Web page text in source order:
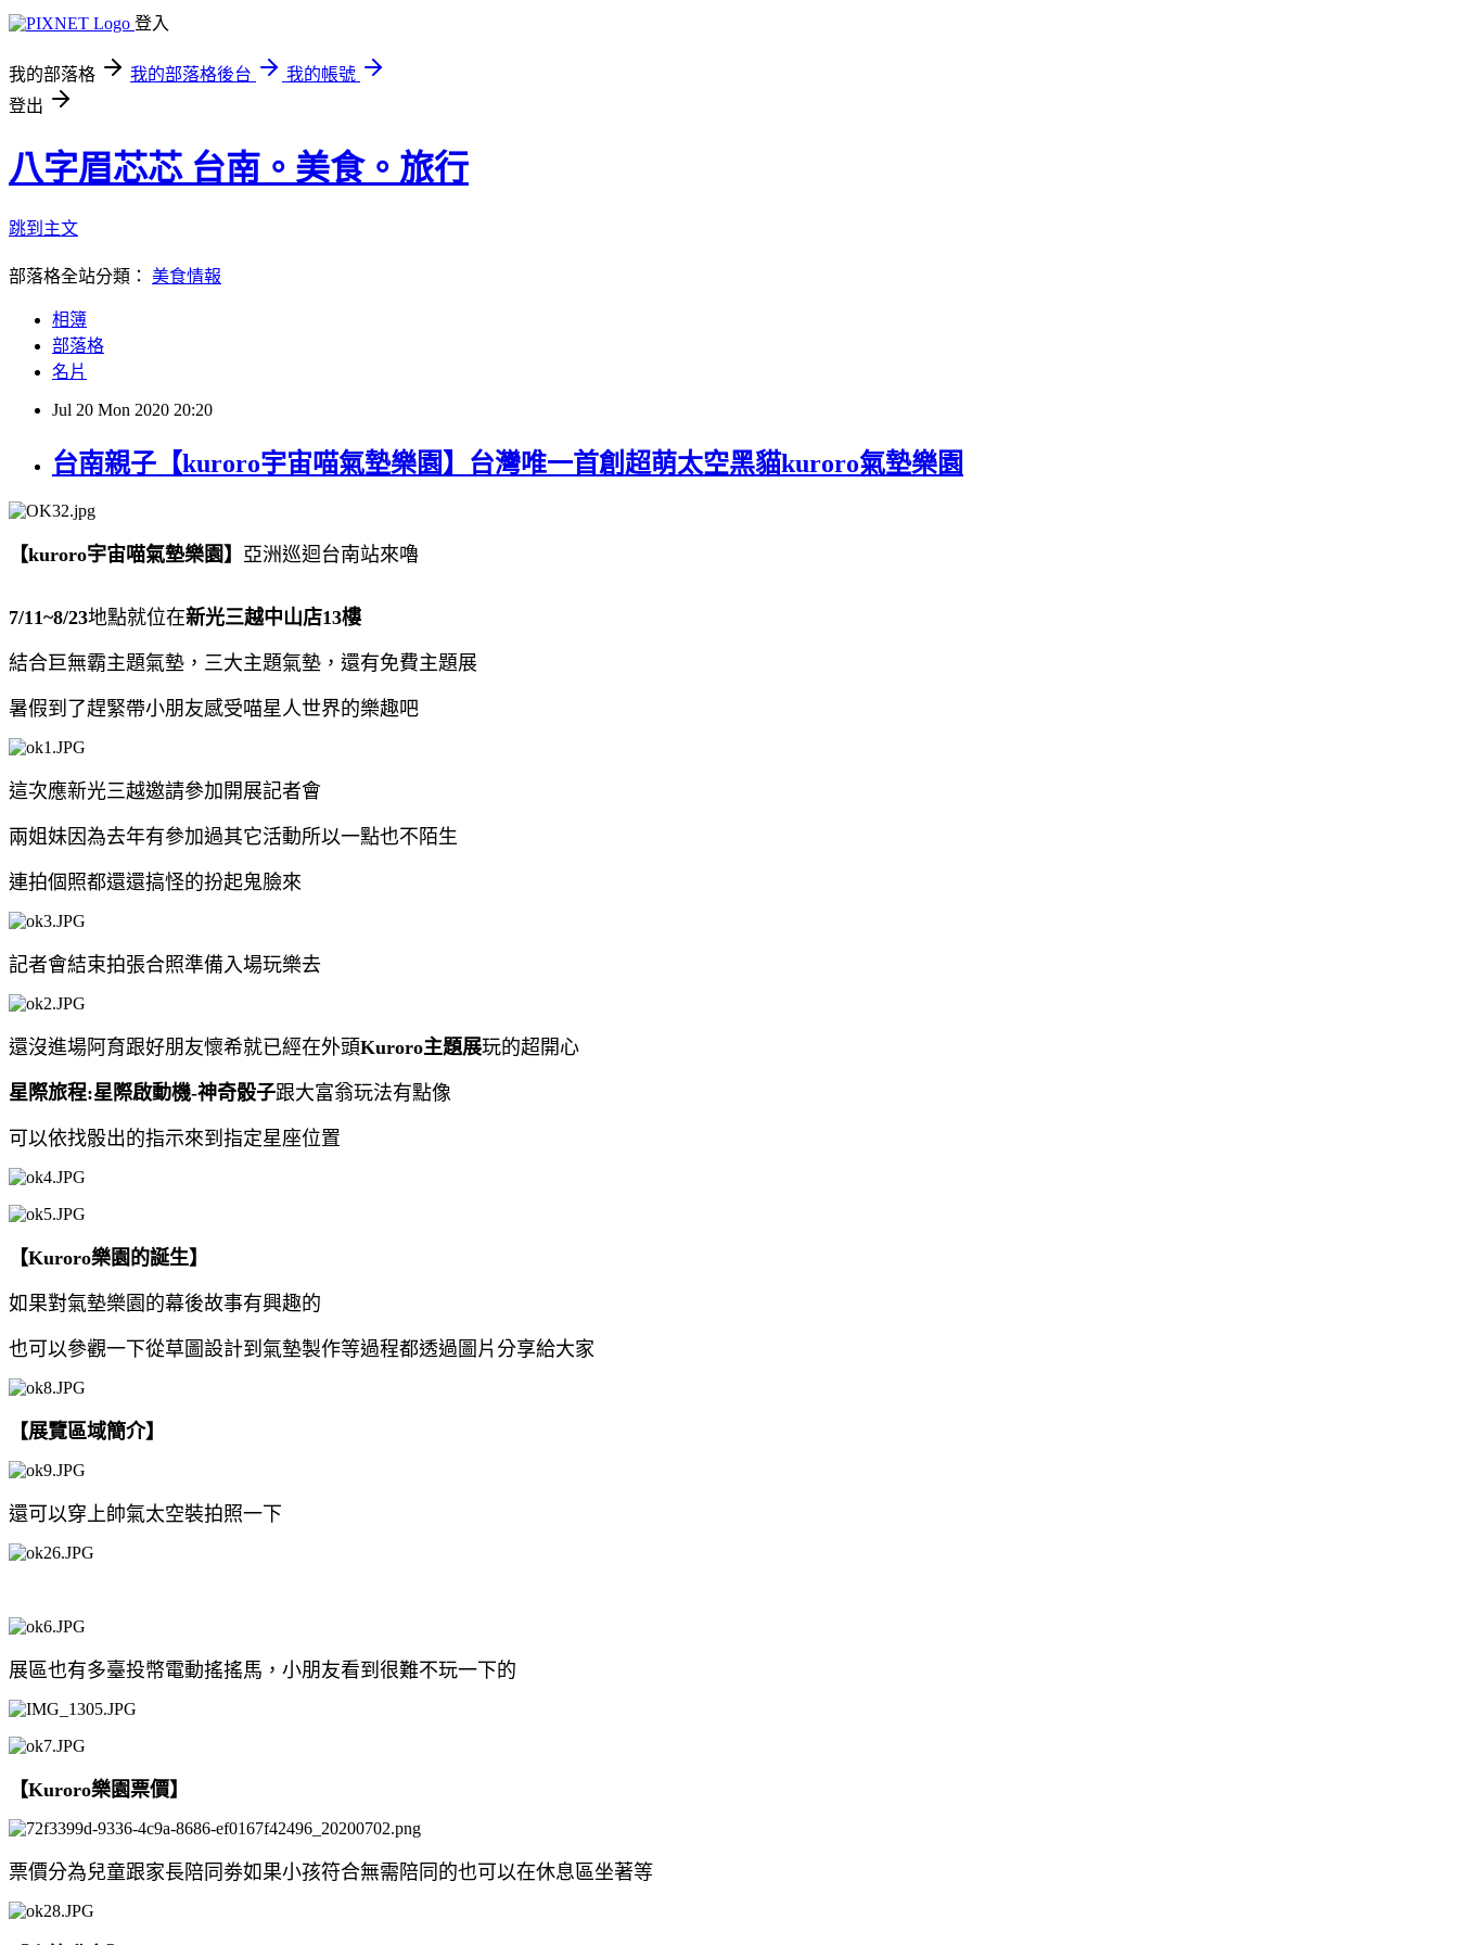
登入
我的部落格 我的部落格後台
我的帳號
登出
八字眉芯芯 台南。美食。旅行
跳到主文
部落格全站分類： 美食情報
相簿
部落格
名片
Jul 20 Mon 2020 20:20
台南親子【kuroro宇宙喵氣墊樂園】台灣唯一首創超萌太空黑貓kuroro氣墊樂園
【kuroro宇宙喵氣墊樂園】 亞洲巡迴台南站來嚕
7/11~8/23地點就位在新光三越中山店13樓
結合巨無霸主題氣墊，三大主題氣墊，還有免費主題展
暑假到了趕緊帶小朋友感受喵星人世界的樂趣吧
這次應新光三越邀請參加開展記者會
兩姐妹因為去年有參加過其它活動所以一點也不陌生
連拍個照都還還搞怪的扮起鬼臉來
記者會結束拍張合照準備入場玩樂去
還沒進場阿育跟好朋友懷希就已經在外頭Kuroro主題展玩的超開心
星際旅程:星際啟動機-神奇骰子跟大富翁玩法有點像
可以依找骰出的指示來到指定星座位置
【Kuroro樂園的誕生】
如果對氣墊樂園的幕後故事有興趣的
也可以參觀一下從草圖設計到氣墊製作等過程都透過圖片分享給大家
【展覽區域簡介】
還可以穿上帥氣太空裝拍照一下
展區也有多臺投幣電動搖搖馬，小朋友看到很難不玩一下的
【Kuroro樂園票價】
票價分為兒童跟家長陪同劵如果小孩符合無需陪同的也可以在休息區坐著等